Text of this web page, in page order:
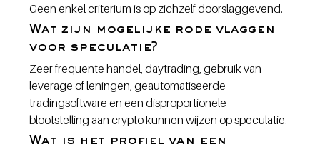
Geen enkel criterium is op zichzelf doorslaggevend.
Wat zijn mogelijke rode vlaggen
voor speculatie?
Zeer frequente handel, daytrading, gebruik van
leverage of leningen, geautomatiseerde
tradingsoftware en een disproportionele
blootstelling aan crypto kunnen wijzen op speculatie.
Wat is het profiel van een